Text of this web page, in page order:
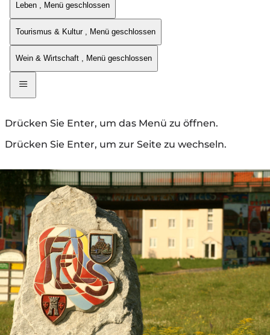
Leben , Menü geschlossen
Tourismus & Kultur , Menü geschlossen
Wein & Wirtschaft , Menü geschlossen
Drücken Sie Enter, um das Menü zu öffnen.
Drücken Sie Enter, um zur Seite zu wechseln.